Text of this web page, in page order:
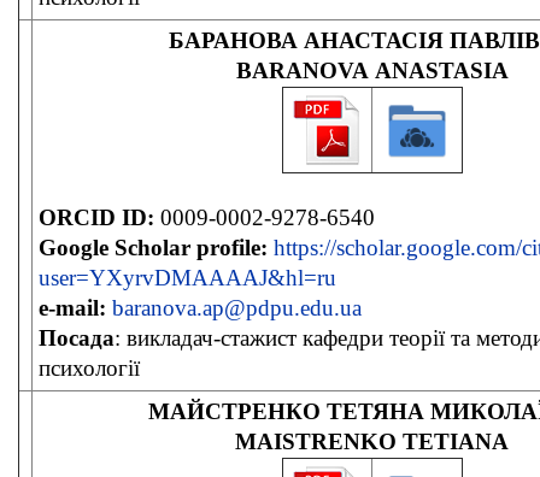
БАРАНОВА АНАСТАСІЯ
BARANOVA ANASTASIA
ORCID ID: 0009-0002-9278-6540
Google Scholar profile: https://scholar.google.com/
user=YXyrvDMAAAAJ&hl=ru
e-mail: baranova.ap@pdpu.edu.ua
Посада: викладач-стажист кафедри теорії та
психології
МАЙСТРЕНКО ТЕТЯНА
MAISTRENKO TETIANA